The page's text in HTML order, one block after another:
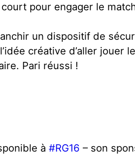
pour engager le
un dispositif de
créative d’aller jouer
Pari réussi !
à#RG16 – son